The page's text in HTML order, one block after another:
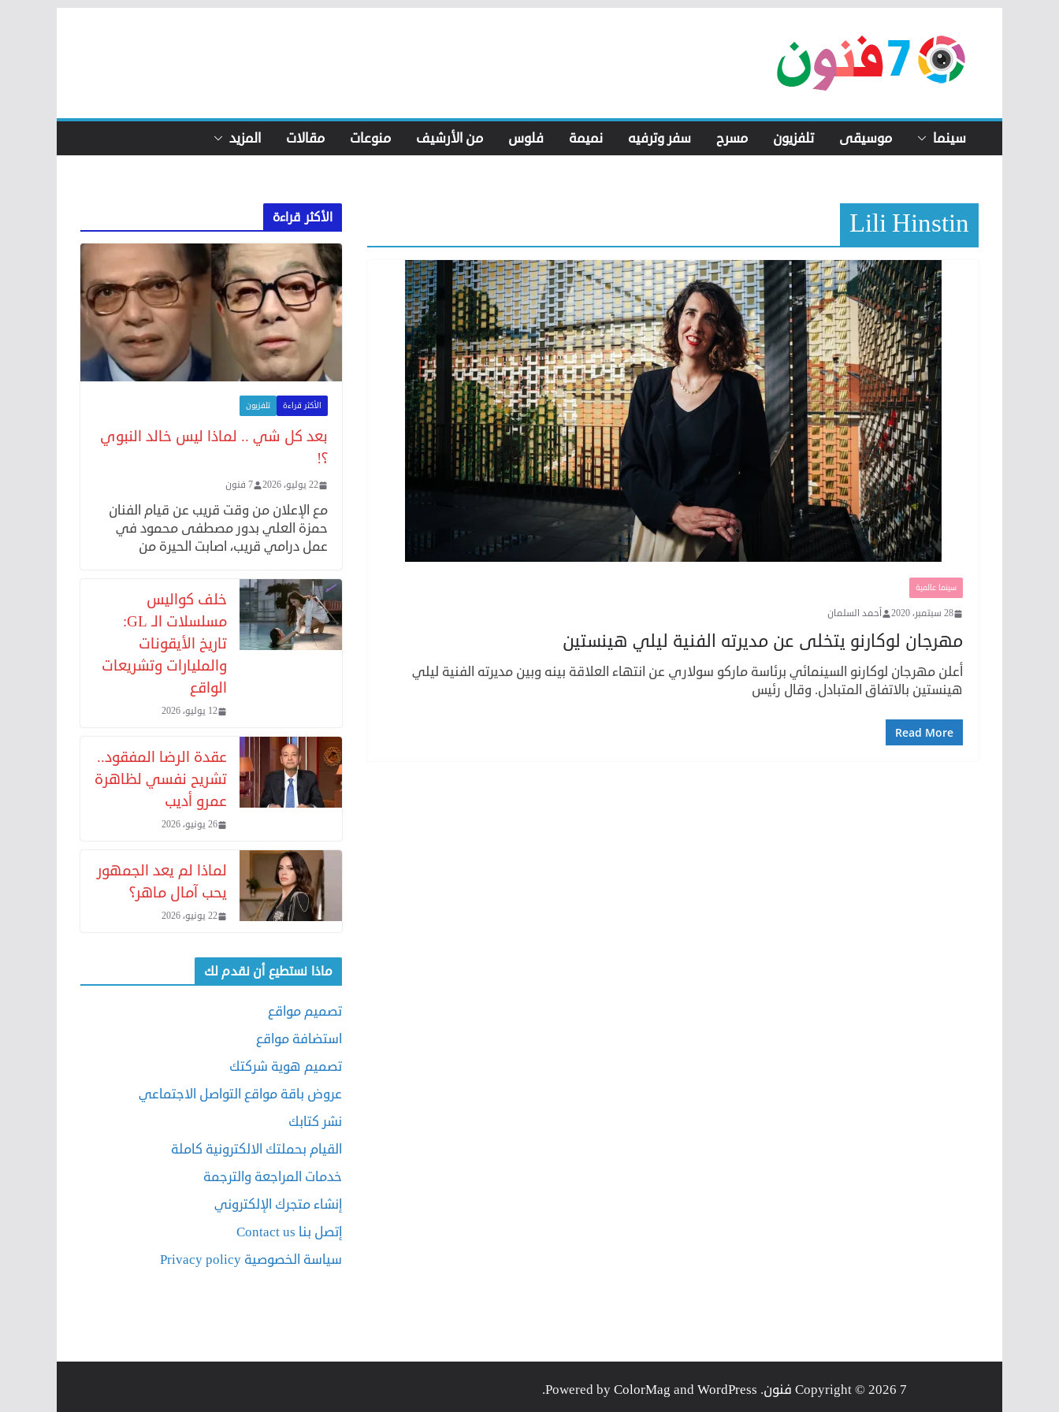
content
سينما موسيقى تلفزيون مسرح سفر وترفيه نميمة فلوس من الأرشيف منوعات مقالات المزيد
Lili Hinstin
سينما عالمية
28 سبتمبر، 2020 أحمد السلمان
مهرجان لوكارنو يتخلى عن مديرته الفنية ليلي هينستين
أعلن مهرجان لوكارنو السينمائي برئاسة ماركو سولاري عن انتهاء العلاقة بينه وبين مديرته الفنية ليلي
هينستين بالاتفاق المتبادل. وقال رئيس
Read More
الأكثر قراءة
الأكثر قراءة تلفزيون
بعد كل شي .. لماذا ليس خالد النبوي
؟!
22 يوليو، 2026 7 فنون
مع الإعلان من وقت قريب عن قيام الفنان
حمزة العلي بدور مصطفى محمود في
عمل درامي قريب، اصابت الحيرة من
خلف كواليس
مسلسلات الـ GL:
تاريخ الأيقونات
والمليارات وتشريعات
الواقع
12 يوليو، 2026
عقدة الرضا المفقود..
تشريح نفسي لظاهرة
عمرو أديب
26 يونيو، 2026
لماذا لم يعد الجمهور
يحب آمال ماهر؟
22 يونيو، 2026
ماذا نستطيع أن نقدم لك
تصميم مواقع
استضافة مواقع
تصميم هوية شركتك
عروض باقة مواقع التواصل الاجتماعي
نشر كتابك
القيام بحملتك الالكترونية كاملة
خدمات المراجعة والترجمة
إنشاء متجرك الإلكتروني
إتصل بنا Contact us
سياسة الخصوصية Privacy policy
Copyright © 2026 7 فنون . Powered by
ColorMag andWordPress
.